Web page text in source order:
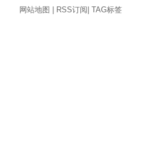
网站地图
RSS订阅 TAG标签